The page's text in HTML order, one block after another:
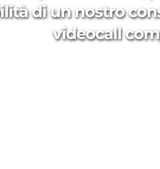
di un nostro
videocall